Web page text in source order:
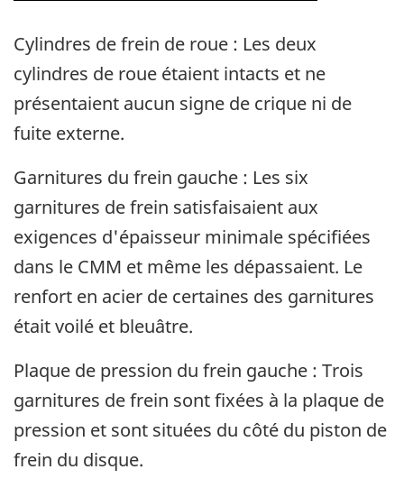
Cylindres de frein de roue : Les deux
cylindres de roue étaient intacts et ne
présentaient aucun signe de crique ni de
fuite externe.
Garnitures du frein gauche : Les six
garnitures de frein satisfaisaient aux
exigences d'épaisseur minimale spécifiées
dans le CMM et même les dépassaient. Le
renfort en acier de certaines des garnitures
était voilé et bleuâtre.
Plaque de pression du frein gauche : Trois
garnitures de frein sont fixées à la plaque de
pression et sont situées du côté du piston de
frein du disque.